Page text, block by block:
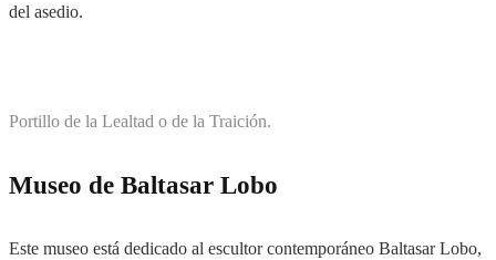
del asedio.
Portillo de la Lealtad o de la Traición.
Museo de Baltasar Lobo
Este museo está dedicado al escultor contemporáneo Baltasar Lobo,